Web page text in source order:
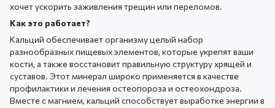
хочет ускорить заживления трещин или переломов.
Как это работает?
Кальций обеспечивает организму целый набор
разнообразных пищевых элементов, которые укрепят ваши
кости, а также восстановит правильную структуру хрящей и
суставов. Этот минерал широко применяется в качестве
профилактики и лечения остеопороза и остеохондроза.
Вместе с магнием, кальций способствует выработке энергии в